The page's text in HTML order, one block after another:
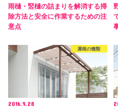
雨樋・竪樋の詰まりを解消する掃
除方法と安全に作業するための注
意点
屋根の種類
2016.9.28